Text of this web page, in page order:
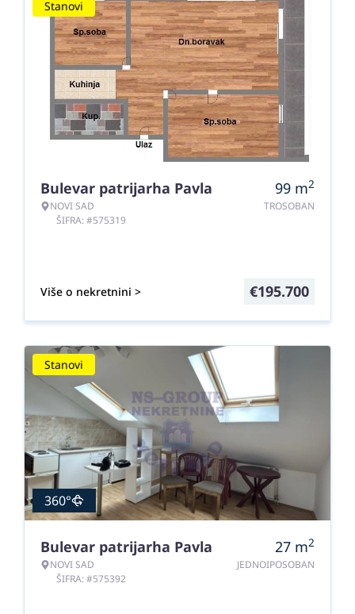
Stanovi
Bulevar patrijarha Pavla
NOVI SAD
ŠIFRA: #575319
99 m2
TROSOBAN
Više o nekretnini > €195.700
Stanovi
360°
Bulevar patrijarha Pavla
NOVI SAD
ŠIFRA: #575392
27 m2
JEDNOIPOSOBAN